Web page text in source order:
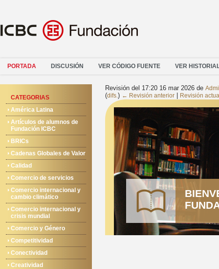
PORTADA DISCUSIÓN VER CÓDIGO FUENTE VER
CATEGORIAS
América Latina
Artículos de alumnos de
Fundación ICBC
BRICs
Cadenas Globales de Valor
Calidad
Comercio de servicios
Comercio internacional y
cambio climático
Comercio internacional y
crisis mundial
Comercio y Género
Competitividad
Conectividad
Creatividad
Revisión del 17:20 16 mar 2026 de
(difs.) ← Revisión anterior Revisión